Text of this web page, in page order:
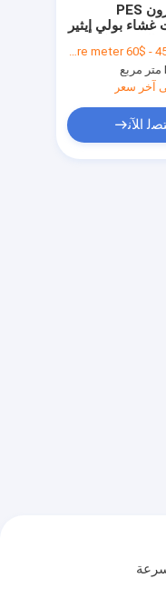
0.8 ميكرون PES
بولي إيثير
الهيدروليكية
آخر سعر
ﺍﻶﻧ